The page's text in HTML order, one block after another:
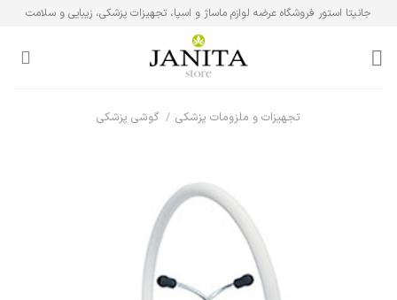
content
جانیتا استور فروشگاه عرضه لوازم ماساژ و اسپا، تجهیزات پزشکی، زیبایی و سلامت
تجهیزات و ملزومات پزشکی / گوشی پزشکی